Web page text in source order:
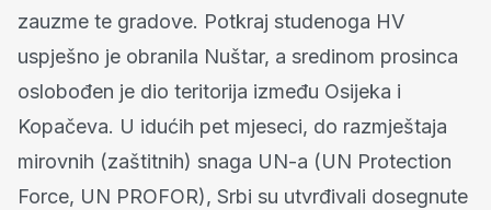
zauzme te gradove. Potkraj studenoga HV
uspješno je obranila Nuštar, a sredinom prosinca
oslobođen je dio teritorija između Osijeka i
Kopačeva. U idućih pet mjeseci, do razmještaja
mirovnih (zaštitnih) snaga UN-a (UN Protection
Force, UN PROFOR), Srbi su utvrđivali dosegnute